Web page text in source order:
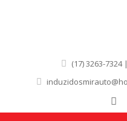
(17) 3263-